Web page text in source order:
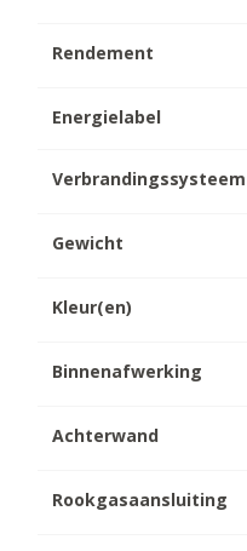
Rendement
Energielabel
Verbrandingssysteem
Gewicht
Kleur(en)
Binnenafwerking
Achterwand
Rookgasaansluiting